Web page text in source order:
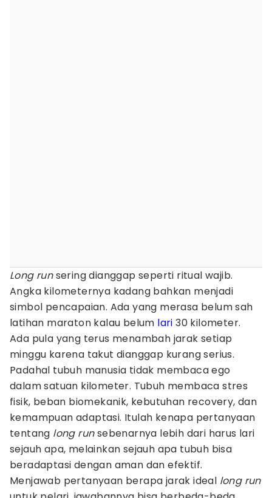
Long runsering dianggap seperti ritual wajib.
Angka kilometernya kadang bahkan menjadi
simbol pencapaian. Ada yang merasa belum sah
latihan maraton kalau belum lari 30 kilometer.
Ada pula yang terus menambah jarak setiap
minggu karena takut dianggap kurang serius.
Padahal tubuh manusia tidak membaca ego
dalam satuan kilometer. Tubuh membaca stres
fisik, beban biomekanik, kebutuhan recovery, dan
kemampuan adaptasi. Itulah kenapa pertanyaan
tentang long runsebenarnya lebih dari harus lari
sejauh apa, melainkan sejauh apa tubuh bisa
beradaptasi dengan aman dan efektif.
Menjawab pertanyaan berapa jarak ideal long run